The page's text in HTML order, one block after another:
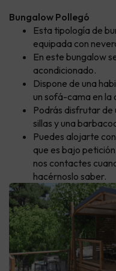
Bungalow Pollegó
Esta tipología de
equipada con
En este bungalow
acondicionado.
Dispone de una
un sofá-cama en
Podrás disfrutar de
sillas y una
Puedes alojarte
que es bajo
nos contactes
hacérnoslo saber.